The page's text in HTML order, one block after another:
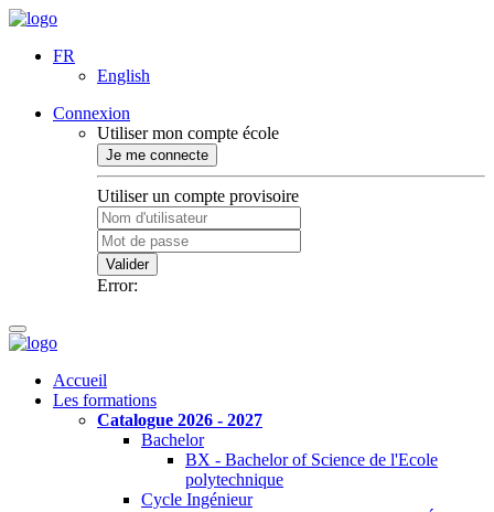
FR
English
Connexion
Utiliser mon compte école
Je me connecte
Utiliser un compte provisoire
Valider
Error:
Accueil
Les formations
Catalogue 2026 - 2027
Bachelor
BX - Bachelor of Science de l'Ecole
polytechnique
Cycle Ingénieur